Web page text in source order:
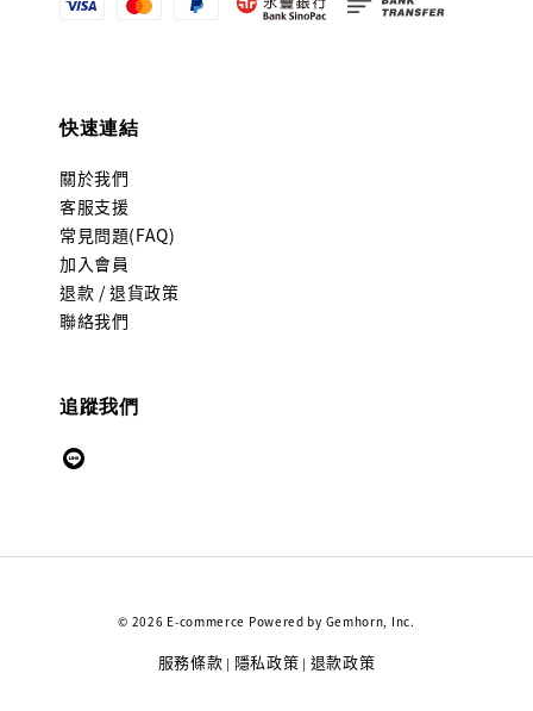
快速連結
關於我們
客服支援
常見問題(FAQ)
加入會員
退款 / 退貨政策
聯絡我們
追蹤我們
© 2026 E-commerce Powered by Gemhorn, Inc.
服務條款 | 隱私政策 | 退款政策